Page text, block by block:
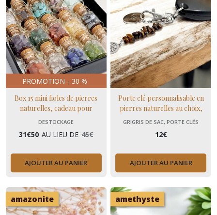
PROMOTION - 30 %
Box 15 mini fioles de pierres
naturelles, cadeau pour
collectionneurs lithothérapie
DESTOCKAGE
31€50 AU LIEU DE 45€
AJOUTER AU PANIER
Porte clé personnalisable en
pierres naturelles au choix,
cadeau pour les fêtes
GRIGRIS DE SAC, PORTE CLÉS
12€
AJOUTER AU PANIER
amazonite amethyste